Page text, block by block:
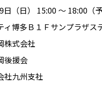
（日） 15:00 ～ 18:00（予
ィ博多Ｂ１Ｆサンプラザ
株式会社
後援会
社九州支社